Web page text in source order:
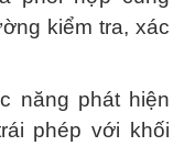
kiểm tra, xác
năng phát hiện
phép với khối